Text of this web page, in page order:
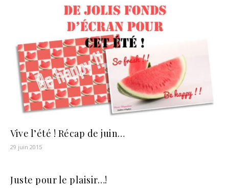
Vive l’été ! Récap de juin…
29 juin 2015
Juste pour le plaisir…!